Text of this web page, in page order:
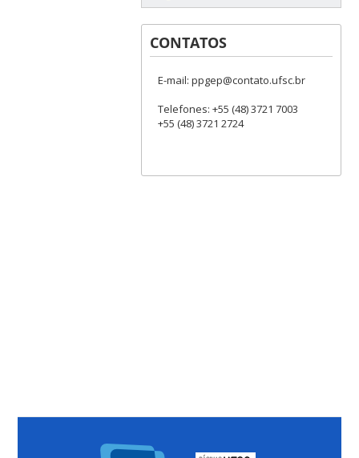
CONTATOS
E-mail: ppgep@contato.ufsc.br
Telefones: +55 (48) 3721 7003
+55 (48) 3721 2724